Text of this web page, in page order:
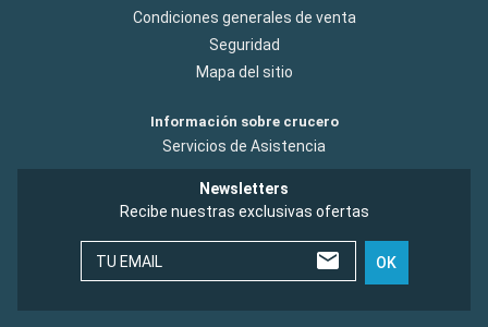
Condiciones generales de venta
Seguridad
Mapa del sitio
Información sobre crucero
Servicios de Asistencia
Newsletters
Recibe nuestras exclusivas ofertas
TU EMAIL OK